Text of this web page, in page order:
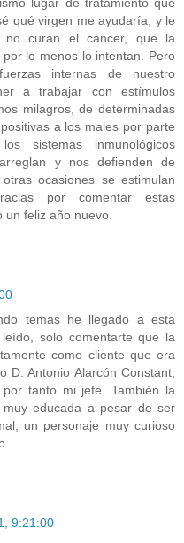
qué virgen me ayudaría, y le
no curan el cáncer, que la
lo menos lo intentan. Pero
internas de nuestro
a trabajar con estímulos
milagros, de determinadas
a los males por parte
sistemas inmunológicos
y nos defienden de
ocasiones se estimulan
por comentar estas
feliz año nuevo.
temas he llegado a esta
solo comentarte que la
como cliente que era
D. Antonio Alarcón Constant,
tanto mi jefe. También la
educada a pesar de ser
un personaje muy curioso
9:21:00